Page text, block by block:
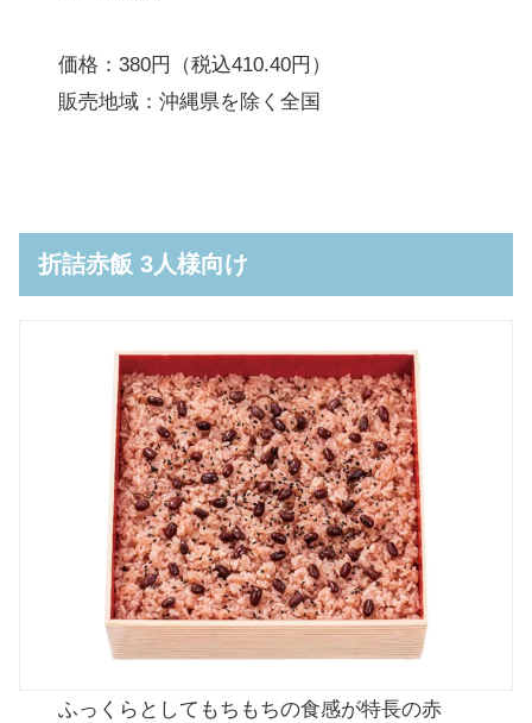
価格：380円（税込410.40円）
販売地域：沖縄県を除く全国
折詰赤飯 3人様向け
ふっくらとしてもちもちの食感が特長の赤